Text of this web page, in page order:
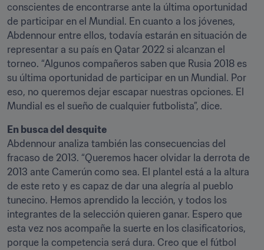
conscientes de encontrarse ante la última oportunidad
de participar en el Mundial. En cuanto a los jóvenes,
Abdennour entre ellos, todavía estarán en situación de
representar a su país en Qatar 2022 si alcanzan el
torneo. “Algunos compañeros saben que Rusia 2018 es
su última oportunidad de participar en un Mundial. Por
eso, no queremos dejar escapar nuestras opciones. El
Mundial es el sueño de cualquier futbolista”, dice.
En busca del desquite
Abdennour analiza también las consecuencias del
fracaso de 2013. “Queremos hacer olvidar la derrota de
2013 ante Camerún como sea. El plantel está a la altura
de este reto y es capaz de dar una alegría al pueblo
tunecino. Hemos aprendido la lección, y todos los
integrantes de la selección quieren ganar. Espero que
esta vez nos acompañe la suerte en los clasificatorios,
porque la competencia será dura. Creo que el fútbol